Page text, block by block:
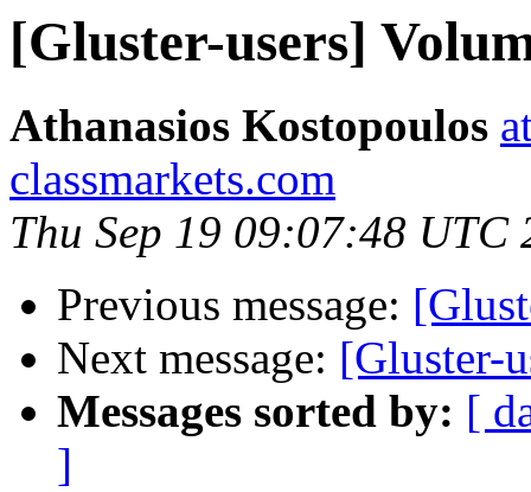
[Gluster-users]
Athanasios Kostopoulos
classmarkets.com
Thu Sep 19 09:07:48 UTC
Previous message:
Next message: [Gluster-
Messages sorted by: [
]